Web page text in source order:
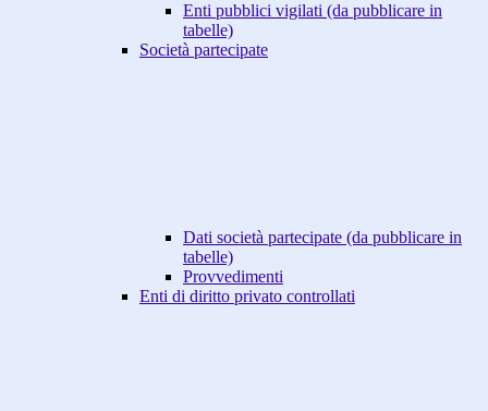
Enti pubblici vigilati (da pubblicare in
tabelle)
Società partecipate
Dati società partecipate (da pubblicare in
tabelle)
Provvedimenti
Enti di diritto privato controllati